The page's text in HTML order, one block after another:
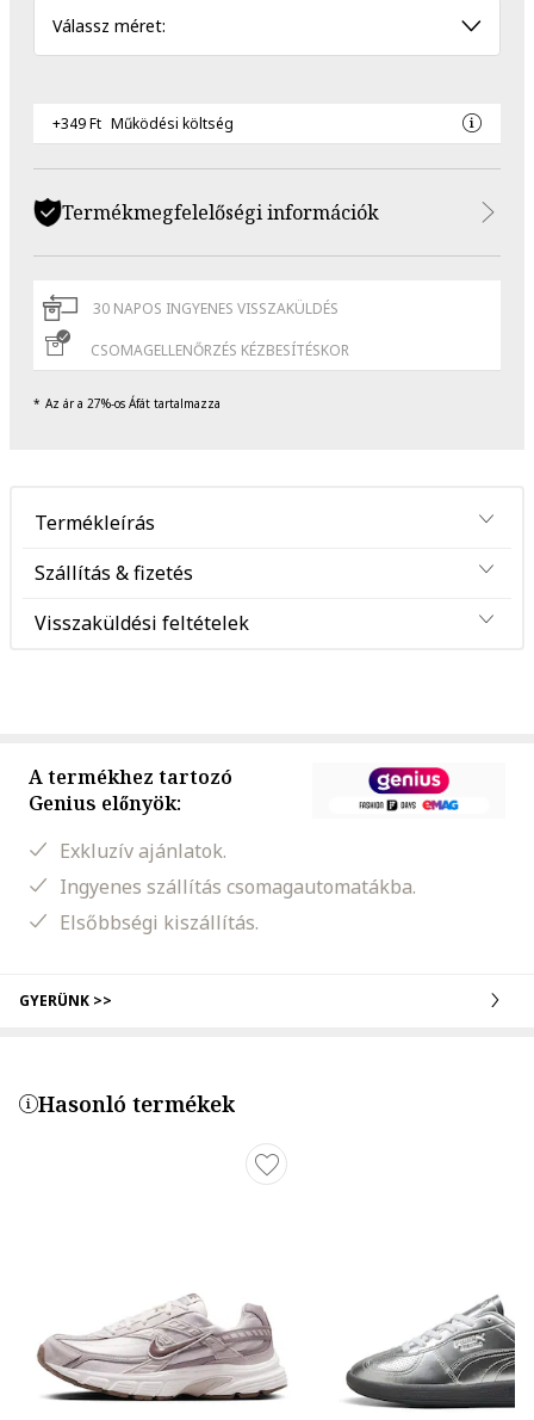
Válassz méret:
+349 Ft Működési költség
Termékmegfelelőségi információk
30 NAPOS INGYENES VISSZAKÜLDÉS
CSOMAGELLENŐRZÉS KÉZBESÍTÉSKOR
Az ár a 27%-os Áfát tartalmazza
Termékleírás
Szállítás & fizetés
Visszaküldési feltételek
A termékhez tartozó
Genius előnyök:
Exkluzív ajánlatok.
Ingyenes szállítás csomagautomatákba.
Elsőbbségi kiszállítás.
GYERÜNK >>
Hasonló termékek